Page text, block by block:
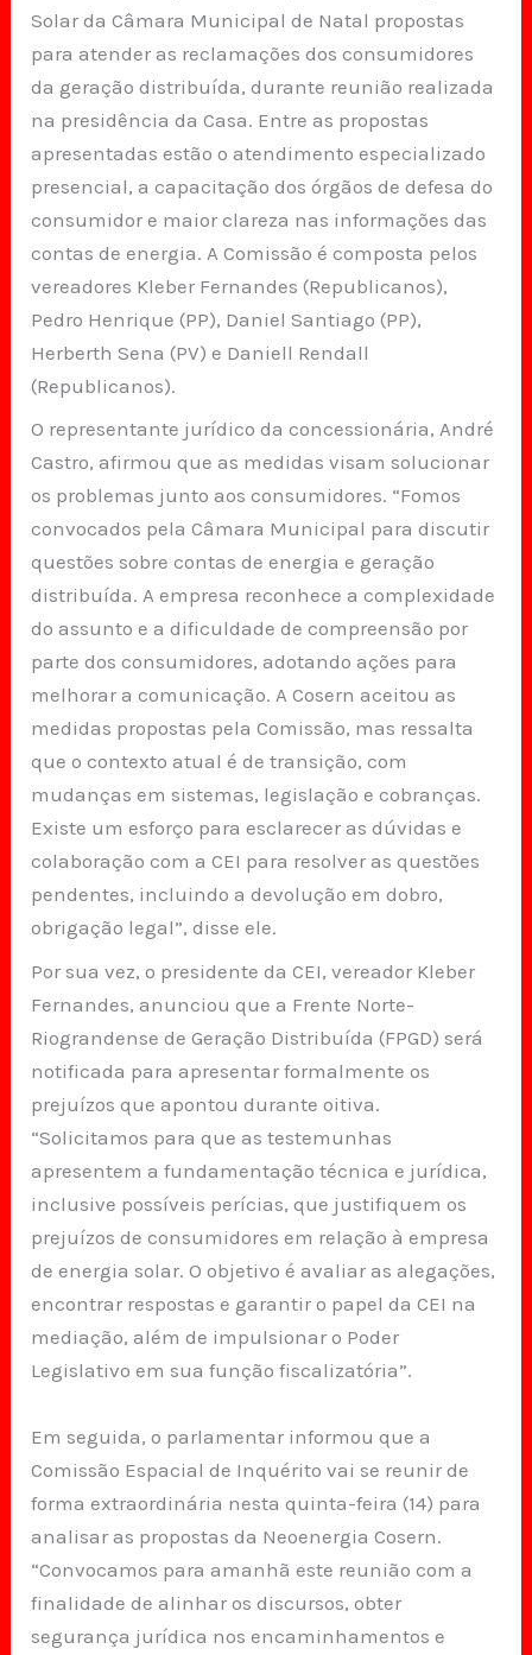
Solar da Câmara Municipal de Natal propostas
para atender as reclamações dos consumidores
da geração distribuída, durante reunião realizada
na presidência da Casa. Entre as propostas
apresentadas estão o atendimento especializado
presencial, a capacitação dos órgãos de defesa do
consumidor e maior clareza nas informações das
contas de energia. A Comissão é composta pelos
vereadores Kleber Fernandes (Republicanos),
Pedro Henrique (PP), Daniel Santiago (PP),
Herberth Sena (PV) e Daniell Rendall
(Republicanos).
O representante jurídico da concessionária, André
Castro, afirmou que as medidas visam solucionar
os problemas junto aos consumidores. “Fomos
convocados pela Câmara Municipal para discutir
questões sobre contas de energia e geração
distribuída. A empresa reconhece a complexidade
do assunto e a dificuldade de compreensão por
parte dos consumidores, adotando ações para
melhorar a comunicação. A Cosern aceitou as
medidas propostas pela Comissão, mas ressalta
que o contexto atual é de transição, com
mudanças em sistemas, legislação e cobranças.
Existe um esforço para esclarecer as dúvidas e
colaboração com a CEI para resolver as questões
pendentes, incluindo a devolução em dobro,
obrigação legal”, disse ele.
Por sua vez, o presidente da CEI, vereador Kleber
Fernandes, anunciou que a Frente Norte-
Riograndense de Geração Distribuída (FPGD) será
notificada para apresentar formalmente os
prejuízos que apontou durante oitiva.
“Solicitamos para que as testemunhas
apresentem a fundamentação técnica e jurídica,
inclusive possíveis perícias, que justifiquem os
prejuízos de consumidores em relação à empresa
de energia solar. O objetivo é avaliar as alegações,
encontrar respostas e garantir o papel da CEI na
mediação, além de impulsionar o Poder
Legislativo em sua função fiscalizatória”.
Em seguida, o parlamentar informou que a
Comissão Espacial de Inquérito vai se reunir de
forma extraordinária nesta quinta-feira (14) para
analisar as propostas da Neoenergia Cosern.
“Convocamos para amanhã este reunião com a
finalidade de alinhar os discursos, obter
segurança jurídica nos encaminhamentos e